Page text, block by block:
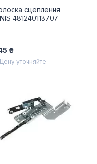
сцепления
481240118707
₴
Цену уточняйте